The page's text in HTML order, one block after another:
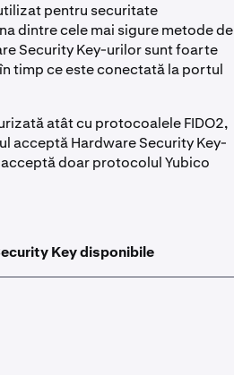
pentru securitate
dintre cele mai sigure metode de
Security Key-urilor sunt foarte
timp ce este conectată la portul
atât cu protocoalele FIDO2,
acceptă Hardware Security Key-
doar protocolul Yubico
Key disponibile